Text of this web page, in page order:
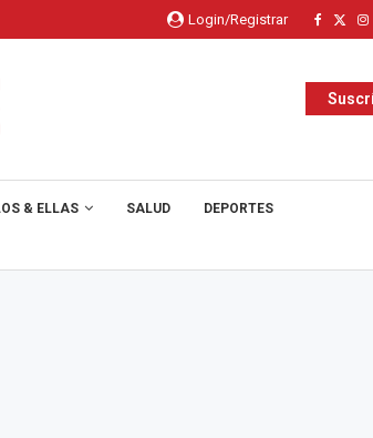
Login/Registrar
& ELLAS SALUD DEPORTES